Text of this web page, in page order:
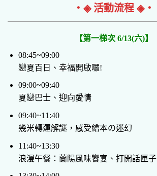
‧◈ 活動流程 ◈‧
【第一梯次 6/13(六)】
08:45~09:00
戀夏百日、幸福開啟囉!
09:00~09:40
夏戀巴士、迎向愛情
09:40~11:40
幾米轉運解謎，感受繪本の迷幻
11:40~13:30
浪漫午餐：蘭陽風味饗宴、打開話匣子